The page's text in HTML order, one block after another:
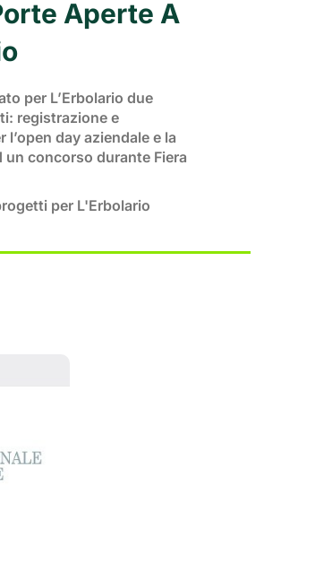
Aperte A
per L’Erbolario due
registrazione e
day aziendale e la
un concorso durante Fiera
per L'Erbolario